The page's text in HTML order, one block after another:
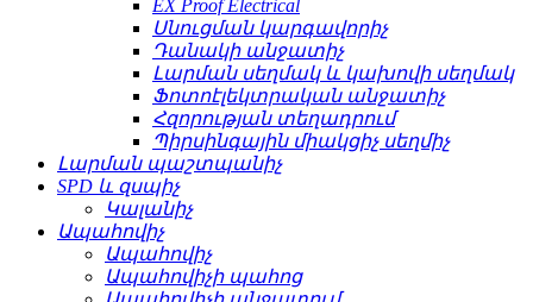
EX Proof Electrical
Սնուցման կարգավորիչ
Դանակի անջատիչ
Լարման սեղմակ և կախովի սեղմակ
Ֆոտոէլեկտրական անջատիչ
Հզորության տեղադրում
Պիրսինգային միակցիչ սեղմիչ
Լարման պաշտպանիչ
SPD և զսպիչ
Կալանիչ
Ապահովիչ
Ապահովիչ
Ապահովիչի պահոց